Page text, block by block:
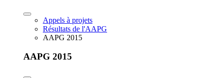
Appels à projets
Résultats de l'AAPG
AAPG 2015
AAPG 2015